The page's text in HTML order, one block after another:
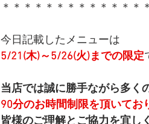
＊＊＊＊＊＊＊＊＊＊＊＊＊
今日記載したメニューは
5/21(木)～5/26(火)までの限定
当店では誠に勝手ながら多く
90分のお時間制限を頂いてお
皆様のご理解とご協力を宜し